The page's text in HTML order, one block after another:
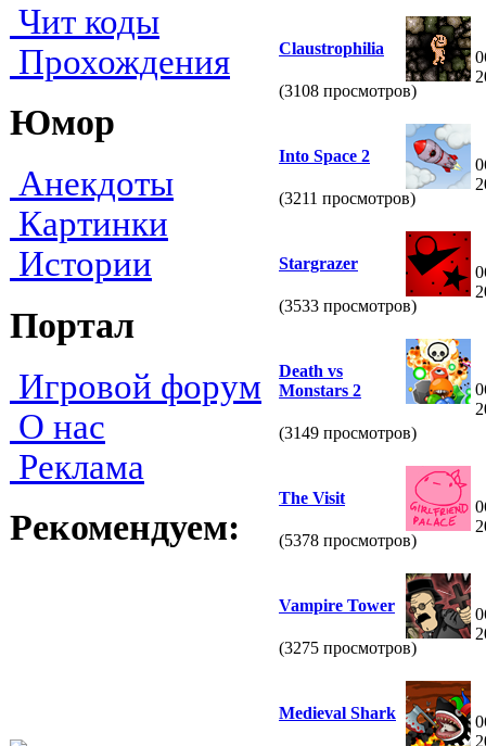
Чит коды
Прохождения
Юмор
Анекдоты
Картинки
Истории
Портал
Игровой форум
О нас
Реклама
Рекомендуем:
Claustrophilia
(3108 просмотров)
Into Space 2
(3211 просмотров)
Stargrazer
(3533 просмотров)
Death vs
Monstars 2
(3149 просмотров)
The Visit
(5378 просмотров)
Vampire Tower
(3275 просмотров)
Medieval Shark